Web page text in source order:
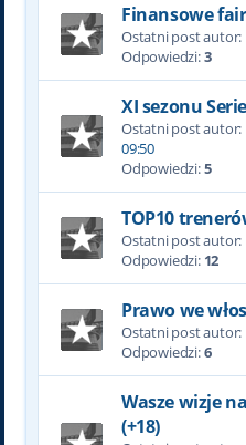
Finansowe
Ostatni post autor:
Odpowiedzi:3
XI sezonu
Ostatni post autor:
09:50
Odpowiedzi:5
TOP10
Ostatni post autor:
Odpowiedzi: 12
Prawo we
Ostatni post autor:
Odpowiedzi:6
Wasze wizje
(+18)